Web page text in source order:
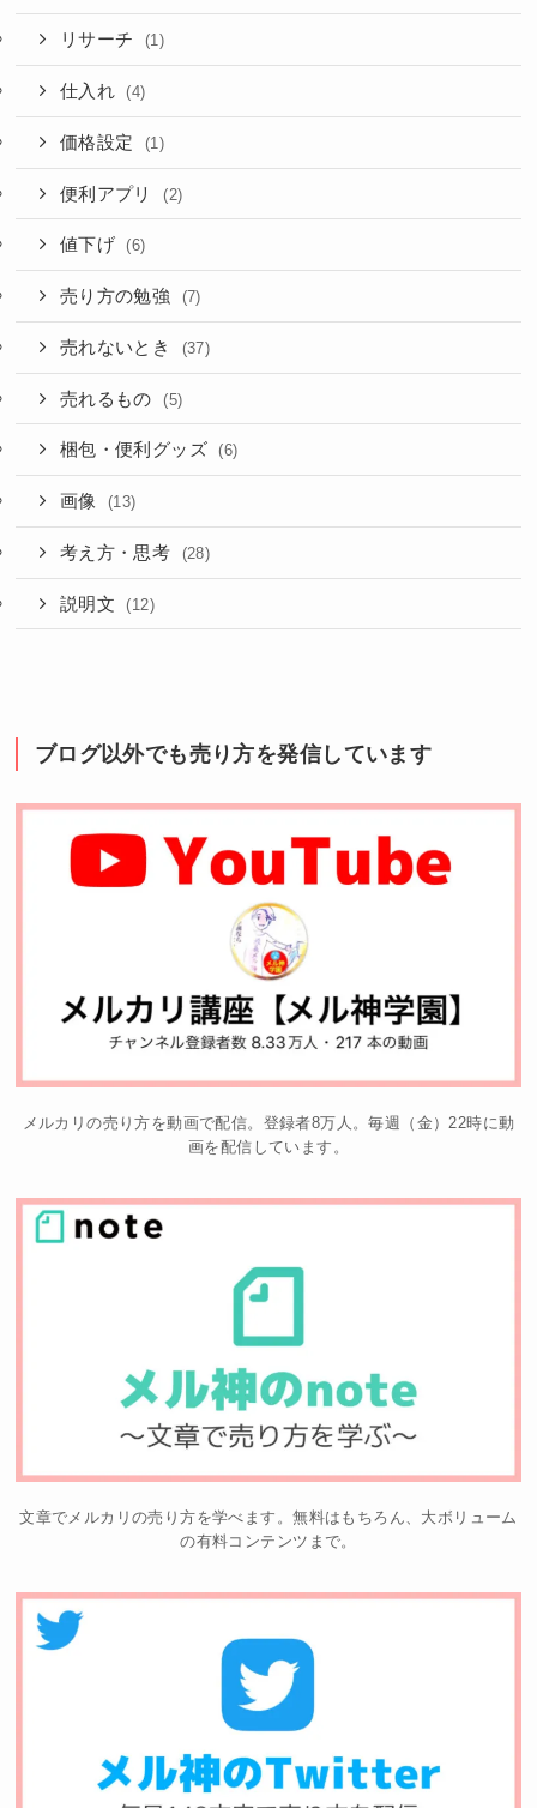
リサーチ (1)
仕入れ (4)
価格設定 (1)
便利アプリ (2)
値下げ (6)
売り方の勉強 (7)
売れないとき (37)
売れるもの (5)
梱包・便利グッズ (6)
画像 (13)
考え方・思考 (28)
説明文 (12)
ブログ以外でも売り方を発信しています
メルカリの売り方を動画で配信。登録者8万人。毎週（金）22時に動
画を配信しています。
文章でメルカリの売り方を学べます。無料はもちろん、大ボリューム
の有料コンテンツまで。